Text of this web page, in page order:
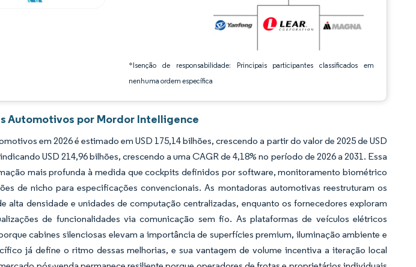
*Isenção de responsabilidade: Principais participantes classificados em
nenhuma ordem específica
Automotivos por Mordor Intelligence
em 2026 é estimado em USD 175,14 bilhões, crescendo a partir do valor de 2025 de USD
USD 214,96 bilhões, crescendo a uma CAGR de 4,18% no período de 2026 a 2031. Essa
mais profunda à medida que cockpits definidos por software, monitoramento biométrico
de nicho para especificações convencionais. As montadoras automotivas reestruturam os
alta densidade e unidades de computação centralizadas, enquanto os fornecedores exploram
de funcionalidades via comunicação sem fio. As plataformas de veículos elétricos
cabines silenciosas elevam a importância de superfícies premium, iluminação ambiente e
já define o ritmo dessas melhorias, e sua vantagem de volume incentiva a iteração local